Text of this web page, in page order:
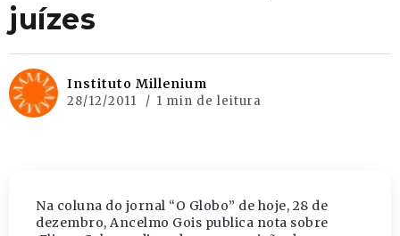
juízes
Instituto Millenium
28/12/2011 1 min de leitura
Na coluna do jornal “O Globo” de hoje, 28 de
dezembro, Ancelmo Gois publica nota sobre